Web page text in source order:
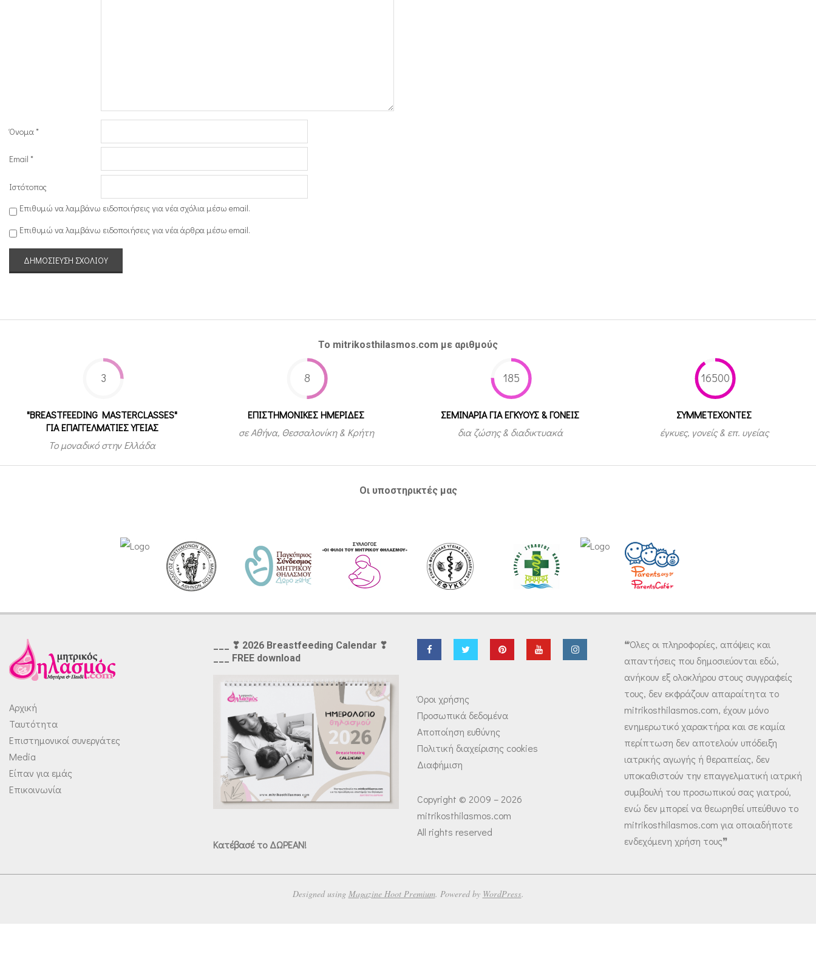
Όνομα *
Email *
Ιστότοπος
Επιθυμώ να λαμβάνω ειδοποιήσεις για νέα σχόλια μέσω email.
Επιθυμώ να λαμβάνω ειδοποιήσεις για νέα άρθρα μέσω email.
Το mitrikosthilasmos.com με αριθμούς
3
"BREASTFEEDING MASTERCLASSES"
ΓΙΑ ΕΠΑΓΓΕΛΜΑΤΙΕΣ ΥΓΕΙΑΣ
Το μοναδικό στην Ελλάδα
8
ΕΠΙΣΤΗΜΟΝΙΚΕΣ ΗΜΕΡΙΔΕΣ
σε Αθήνα, Θεσσαλονίκη & Κρήτη
185
ΣΕΜΙΝΑΡΙΑ ΓΙΑ ΕΓΚΥΟΥΣ & ΓΟΝΕΙΣ
δια ζώσης & διαδικτυακά
16500
ΣΥΜΜΕΤEΧΟΝΤΕΣ
έγκυες, γονείς & επ. υγείας
Οι υποστηρικτές μας
Αρχική
Ταυτότητα
Επιστημονικοί συνεργάτες
Media
Είπαν για εμάς
Επικοινωνία
___ ❣ 2026 Breastfeeding Calendar ❣
___ FREE download
Κατέβασέ το ΔΩΡΕΑΝ!
Όροι χρήσης
Προσωπικά δεδομένα
Αποποίηση ευθύνης
Πολιτική διαχείρισης cookies
Διαφήμιση
Copyright © 2009 – 2026
mitrikosthilasmos.com
All rights reserved
❝Όλες οι πληροφορίες, απόψεις και
απαντήσεις που δημοσιεύονται εδώ,
ανήκουν εξ ολοκλήρου στους συγγραφείς
τους, δεν εκφράζουν απαραίτητα το
mitrikosthilasmos.com, έχουν μόνο
ενημερωτικό χαρακτήρα και σε καμία
περίπτωση δεν αποτελούν υπόδειξη
ιατρικής αγωγής ή θεραπείας, δεν
υποκαθιστούν την επαγγελματική ιατρική
συμβουλή του προσωπικού σας γιατρού,
ενώ δεν μπορεί να θεωρηθεί υπεύθυνο το
mitrikosthilasmos.com για οποιαδήποτε
ενδεχόμενη χρήση τους❞
Designed using Magazine Hoot Premium. Powered by WordPress.